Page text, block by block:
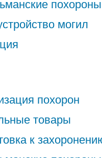
похороны
могил
похорон
товары
к